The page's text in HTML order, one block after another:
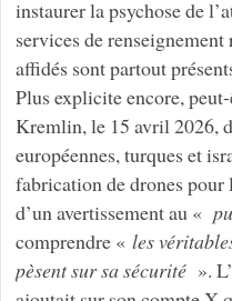
instaurer la psychose de
services de renseignement
affidés sont partout
Plus explicite encore,
Kremlin, le 15 avril 2026,
européennes, turques et
fabrication de drones pour
d’un avertissement au «
comprendre « les
pèsent sur sa sécurité ».